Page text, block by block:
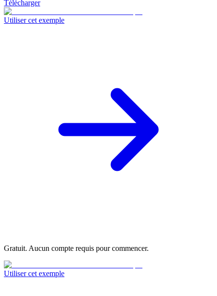
Télécharger
Utiliser cet exemple
Gratuit. Aucun compte requis pour commencer.
Utiliser cet exemple